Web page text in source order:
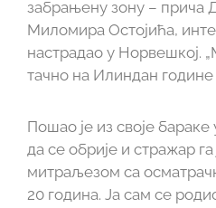
забрањену зону – прича
Миломира Остојића,
настрадао у Норвешкој.
тачно на Илиндан године
Пошао је из своје
да се обрије и стражар
митраљезом са
20 година. Ја сам се